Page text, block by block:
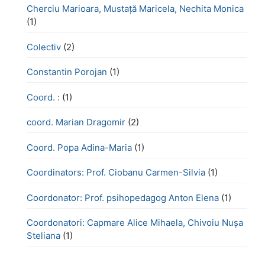
Cherciu Marioara, Mustață Maricela, Nechita Monica
(1)
Colectiv (2)
Constantin Porojan (1)
Coord. : (1)
coord. Marian Dragomir (2)
Coord. Popa Adina-Maria (1)
Coordinators: Prof. Ciobanu Carmen-Silvia (1)
Coordonator: Prof. psihopedagog Anton Elena (1)
Coordonatori: Capmare Alice Mihaela, Chivoiu Nușa
Steliana (1)